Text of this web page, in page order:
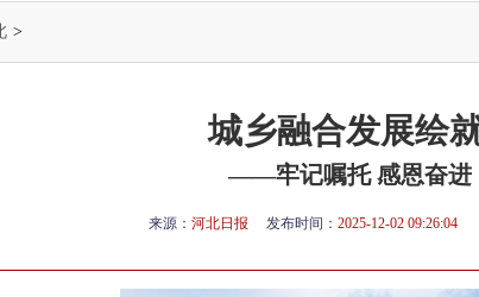
>
城乡融合发展绘
——牢记嘱托 感恩奋进
来源： 河北日报 发布时间： 2025-12-02 09:26:04